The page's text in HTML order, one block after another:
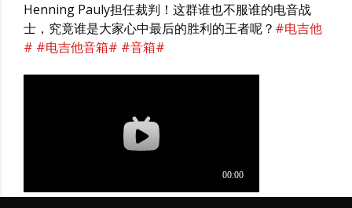
Henning Pauly担任裁判！这群谁也不服谁的电音战
士，究竟谁是大家心中最后的胜利的王者呢？ #电吉他
# #电吉他音箱# #音箱#